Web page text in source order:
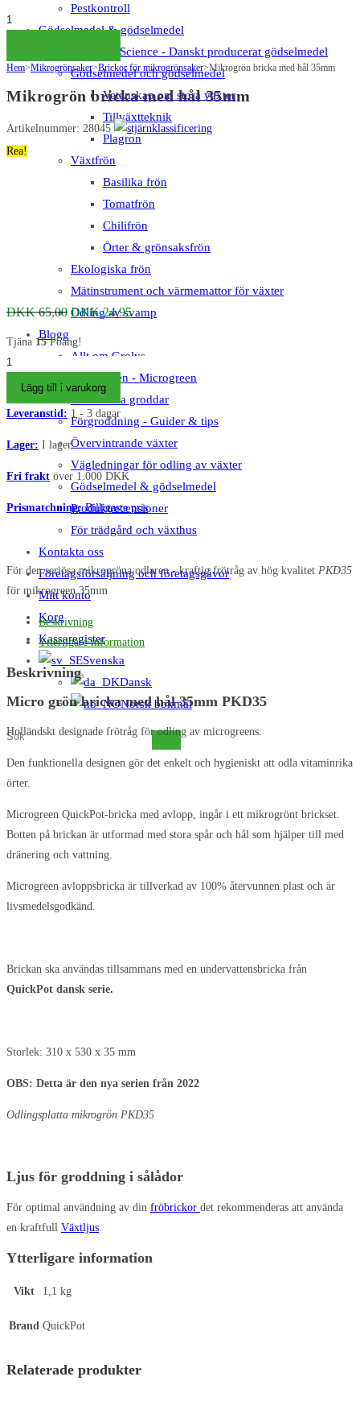
Pestkontroll
Gödselmedel & gödselmedel
Big Plant Science - Danskt producerat gödselmedel
Gödselmedel och gödselmedel
Vetenskap om stora växter
Tillväxtteknik
Plagron
Växtfrön
Basilika frön
Tomatfrön
Chilifrön
Örter & grönsaksfrön
Ekologiska frön
Mätinstrument och värmemattor för växter
Odling av svamp
Blogg
Allt om Grolys
Microgreen - Microgreen
Odla friska groddar
Förgroddning - Guider & tips
Övervintrande växter
Vägledningar för odling av växter
Gödselmedel & gödselmedel
Produktrecensioner
För trädgård och växthus
Kontakta oss
Företagsförsäljning och företagsgåvor
Mitt konto
Korg
Kassaregister
Svenska
Dansk
Norsk bokmål
Sök
på
denna
ursprungliga
priset
var:
DKK 65,00.
nuvarande
priset
är:
DKK 24,95.
Mikrogrønt
bakke
med
35mm
Lägg till i varukorg
Hem>Mikrogrönsaker>Brickor för mikrogrönsaker>Mikrogrön bricka med hål 35mm
Mikrogrön bricka med hål 35mm
Artikelnummer: 28045
Rea!
DKK65,00 Det
priset
var:
DKK24,95Det
är:
Tjäna 15Poäng!
Mikrogrønt
bakke
med
huller
35mm
Lägg till i varukorg
Leveranstid: 1 - 3 dagar
Lager: I lager
Fri frakt över 1.000 DKK
Prismatchning:Billigaste pris
För den seriösa mikrogröna odlaren - kraftig frötråg av hög kvalitet PKD35
för mikrogreen 35mm
Beskrivning
Ytterligare information
Beskrivning
Micro grön bricka med hål 35mm PKD35
Holländskt designade frötråg för odling av microgreens.
Den funktionella designen gör det enkelt och hygieniskt att odla vitaminrika
örter.
Microgreen QuickPot-bricka med avlopp, ingår i ett mikrogrönt brickset.
Botten på brickan är utformad med stora spår och hål som hjälper till med
dränering och vattning.
Microgreen avloppsbricka är tillverkad av 100% återvunnen plast och är
livsmedelsgodkänd.
Brickan ska användas tillsammans med en undervattensbricka från
QuickPot dansk serie.
Storlek: 310 x 530 x 35 mm
OBS: Detta är den nya serien från 2022
Odlingsplatta mikrogrön PKD35
Ljus för groddning i sålådor
För optimal användning av din fröbrickor det rekommenderas att använda
en kraftfull Växtljus.
Ytterligare information
Vikt 1,1 kg
Brand QuickPot
Relaterade produkter